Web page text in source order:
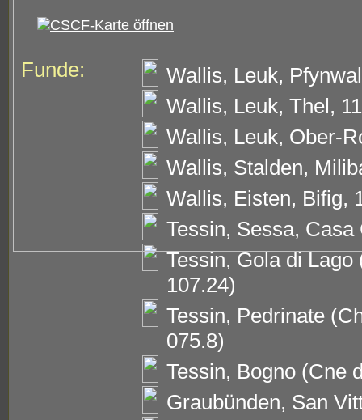
Funde:
Wallis, Leuk,
Wallis, Leuk, Thel,
Wallis, Leuk, Ober-
Wallis, Stalden,
Wallis, Eisten, Bifig,
Tessin, Sessa,
Tessin, Gola di
107.24)
Tessin, Pedrinate
075.8)
Tessin, Bogno (Cne
Graubünden, San